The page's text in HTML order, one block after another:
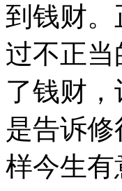
到钱财
过不正
了钱财
是告诉
样今生